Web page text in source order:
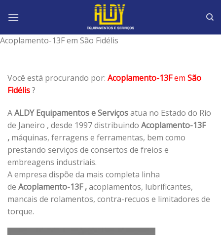
Acoplamento-13F em São Fidélis
Você está procurando por: Acoplamento-13Fem São
Fidélis?
AALDY Equipamentos e Serviçosatua no Estado do Rio
de Janeiro , desde 1997 distribuindo Acoplamento-13F
, máquinas, ferragens e ferramentas, bem como
prestando serviços de consertos de freios e
embreagens industriais.
A empresa dispõe da mais completa linha
de Acoplamento-13F ,acoplamentos, lubrificantes,
mancais de rolamentos, contra-recuos e limitadores de
torque.